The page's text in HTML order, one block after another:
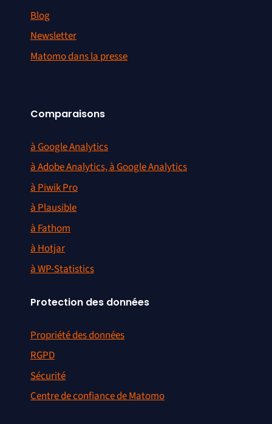
Blog
Newsletter
Matomo dans la presse
Comparaisons
à Google Analytics
à Adobe Analytics, à Google Analytics
à Piwik Pro
à Plausible
à Fathom
à Hotjar
à WP-Statistics
Protection des données
Propriété des données
RGPD
Sécurité
Centre de confiance de Matomo